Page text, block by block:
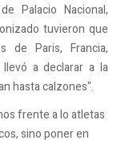
Palacio Nacional,
tuvieron que
de Paris, Francia,
a declarar a la
hasta calzones".
frente a lo atletas
sino poner en